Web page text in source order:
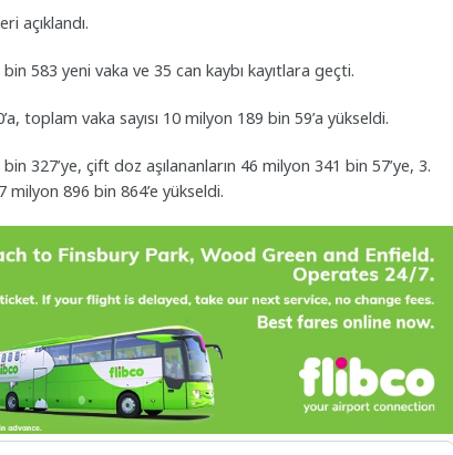
açıklandı.
583 yeni vaka ve 35 can kaybı kayıtlara geçti.
toplam vaka sayısı 10 milyon 189 bin 59’a yükseldi.
327’ye, çift doz aşılananların 46 milyon 341 bin 57’ye, 3.
milyon 896 bin 864’e yükseldi.